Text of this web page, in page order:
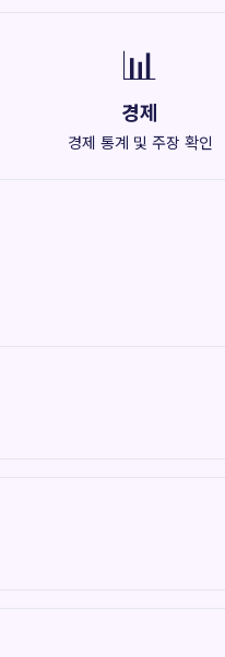
📊
경제
경제 통계 및 주장 확인